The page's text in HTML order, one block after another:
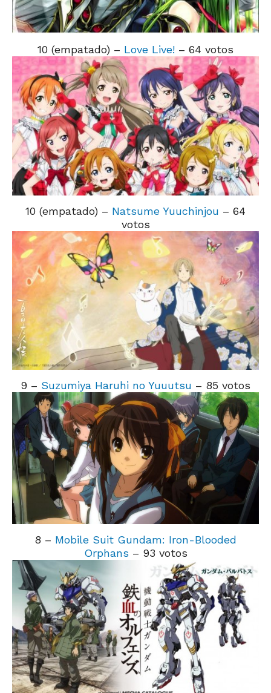
10 (empatado) – Love Live! – 64 votos
10 (empatado) – Natsume Yuuchinjou – 64
votos
9 – Suzumiya Haruhi no Yuuutsu – 85 votos
8 – Mobile Suit Gundam: Iron-Blooded
Orphans – 93 votos